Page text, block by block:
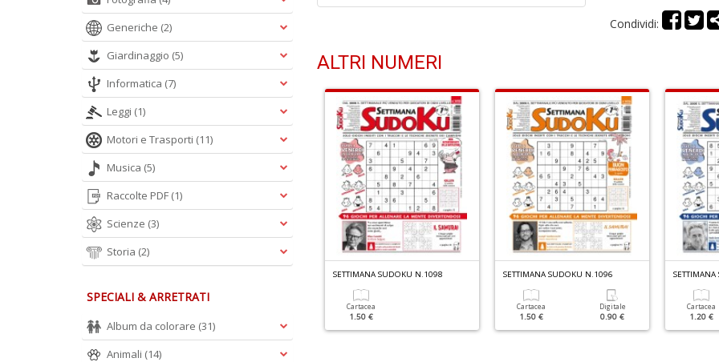
Condividi:
ALTRI NUMERI
SETTIMANA SUDOKU N.1098
Cartacea
1.50 €
SETTIMANA SUDOKU N.1096
Cartacea
1.50 €
Digitale
0.90 €
Cartacea
1.20 €
Generiche (2)
Giardinaggio (5)
Informatica (7)
Leggi (1)
Motori e Trasporti (11)
Musica (5)
Raccolte PDF (1)
Scienze (3)
Storia (2)
SPECIALI & ARRETRATI
Album da colorare (31)
Animali (14)